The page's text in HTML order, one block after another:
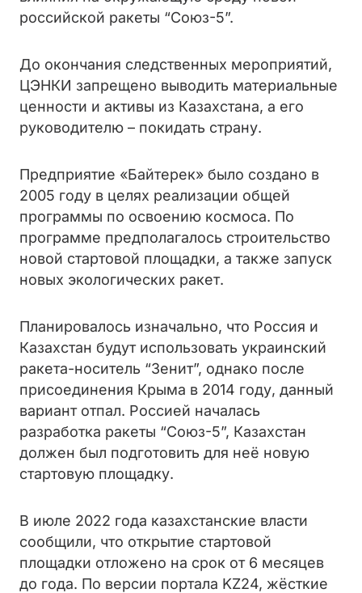
российской ракеты “Союз-5”.
До окончания следственных мероприятий,
ЦЭНКИ запрещено выводить материальные
ценности и активы из Казахстана, а его
руководителю – покидать страну.
Предприятие «Байтерек» было создано в
2005 году в целях реализации общей
программы по освоению космоса. По
программе предполагалось строительство
новой стартовой площадки, а также запуск
новых экологических ракет.
Планировалось изначально, что Россия и
Казахстан будут использовать украинский
ракета-носитель “Зенит”, однако после
присоединения Крыма в 2014 году, данный
вариант отпал. Россией началась
разработка ракеты “Союз-5”, Казахстан
должен был подготовить для неё новую
стартовую площадку.
В июле 2022 года казахстанские власти
сообщили, что открытие стартовой
площадки отложено на срок от 6 месяцев
до года. По версии портала KZ24, жёсткие